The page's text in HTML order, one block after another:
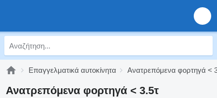
Επαγγελματικά αυτοκίνητα Ανατρεπόμενα φορτηγά <
Ανατρεπόμενα φορτηγά < 3.5τ